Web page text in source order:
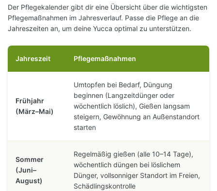
Der Pflegekalender gibt dir eine Übersicht über die wichtigsten
Pflegemaßnahmen im Jahresverlauf. Passe die Pflege an die
Jahreszeiten an, um deine Yucca optimal zu unterstützen.
Jahreszeit Pflegemaßnahmen
Frühjahr
(März–Mai)
Umtopfen bei Bedarf, Düngung
beginnen (Langzeitdünger oder
wöchentlich löslich), Gießen langsam
steigern, Gewöhnung an Außenstandort
starten
Sommer
(Juni–
August)
Regelmäßig gießen (alle 10–14 Tage),
wöchentlich düngen bei löslichem
Dünger, vollsonniger Standort im Freien,
Schädlingskontrolle